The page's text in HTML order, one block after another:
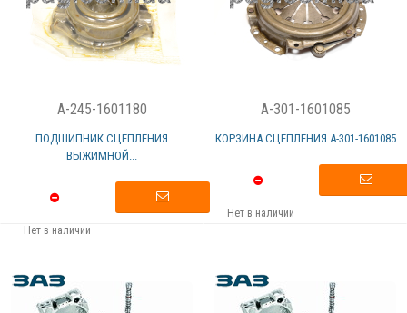
A-245-1601180
ПОДШИПНИК СЦЕПЛЕНИЯ
ВЫЖИМНОЙ...
Нет в наличии
A-301-1601085
КОРЗИНА СЦЕПЛЕНИЯ А-301-1601085
Нет в наличии